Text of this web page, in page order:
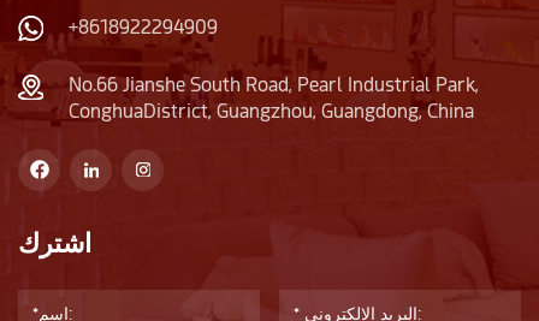
+8618922294909
No.66 Jianshe South Road, Pearl Industrial Park,
ConghuaDistrict, Guangzhou, Guangdong, China
اشترك